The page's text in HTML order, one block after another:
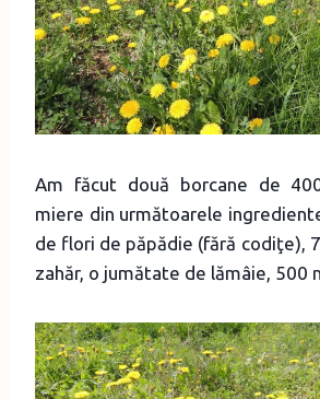
Am făcut două borcane de
miere din următoarele
de flori de păpădie (fără codiţe),
zahăr, o jumătate de lămâie, 500